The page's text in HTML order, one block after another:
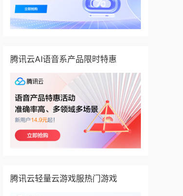
腾讯云AI语音系产品限时特惠
腾讯云轻量云游戏服热门游戏